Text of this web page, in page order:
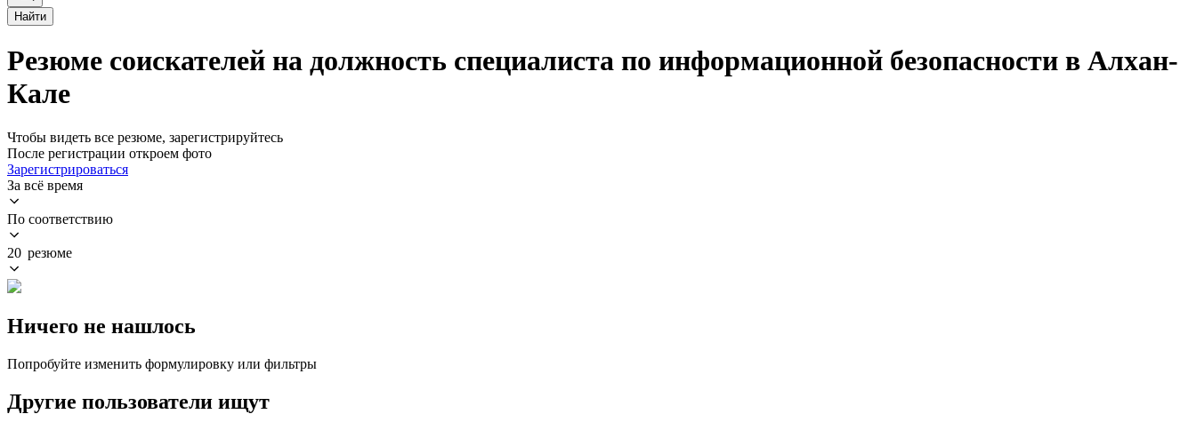
Найти
Резюме соискателей на должность специалиста по информационной безопасности в Алхан-
Кале
Чтобы видеть все резюме, зарегистрируйтесь
После регистрации откроем фото
Зарегистрироваться
За всё время
По соответствию
20 резюме
Ничего не нашлось
Попробуйте изменить формулировку или фильтры
Другие пользователи ищут